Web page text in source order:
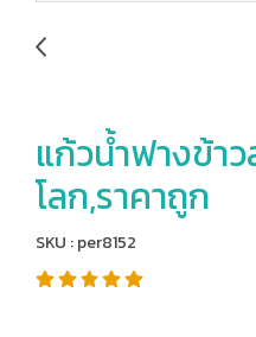
แก้วน้ำฟางข้า
โลก,ราคาถูก
SKU : per8152